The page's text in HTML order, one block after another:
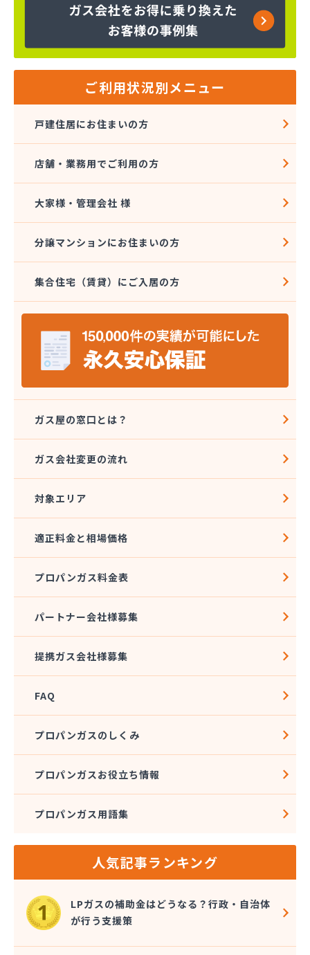
株式会社コスモ通商
株式会社ザ・トーカイ 川越支店
株式会社ザ・トーカイ 川口支店
株式会社サイサン 浦和営業所
株式会社サイサン 東松山営業所
株式会社サイサン 日高営業所
株式会社サイタマ高橋住設店
株式会社サントーコー 上福岡営業所
株式会社シミズ
株式会社シライシ ホームエネルギー事業本部
株式会社シライシ 埼玉西支店
株式会社シライシ 埼玉東部営業所
株式会社シライシ 埼玉北事業所
株式会社シンエイ
株式会社タカサカ
株式会社タガヤ
株式会社トーエル 川越営業所
株式会社トーエル 南埼玉営業所
株式会社ナカノヤ
株式会社フクダ
株式会社マルキ
株式会社ミツウロコヴェッセル 白岡店
株式会社ミツウロコヴェッセル 武蔵店
株式会社みやた商店
株式会社ライフプラス
株式会社レインボー 西埼玉営業所
株式会社磯野商事
株式会社遠藤商店
株式会社外塚商店
株式会社丸喜
株式会社丸芝高圧瓦斯
株式会社熊木節三商店
株式会社栗田商店
株式会社斎徳商店
株式会社山田商会
株式会社春山重吉商店
株式会社春山商店
株式会社森プロパン 早稲田営業所
株式会社仁井田設備
株式会社杉本設備工業
株式会社星野住設
ご利用状況別メニュー
戸建住居にお住まいの方
店舗・業務用でご利用の方
大家様・管理会社 様
分譲マンションにお住まいの方
集合住宅（賃貸）にご入居の方
ガス屋の窓口とは？
ガス会社変更の流れ
対象エリア
適正料金と相場価格
プロパンガス料金表
パートナー会社様募集
提携ガス会社様募集
FAQ
プロパンガスのしくみ
プロパンガスお役立ち情報
プロパンガス用語集
人気記事ランキング
LPガスの補助金はどうなる？行政・自治体
が行う支援策